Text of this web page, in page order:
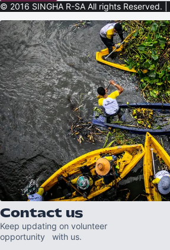
© 2016 SINGHA R-SA All rights Reserved.
Contact us
Keep updating on volunteer
opportunity with us.